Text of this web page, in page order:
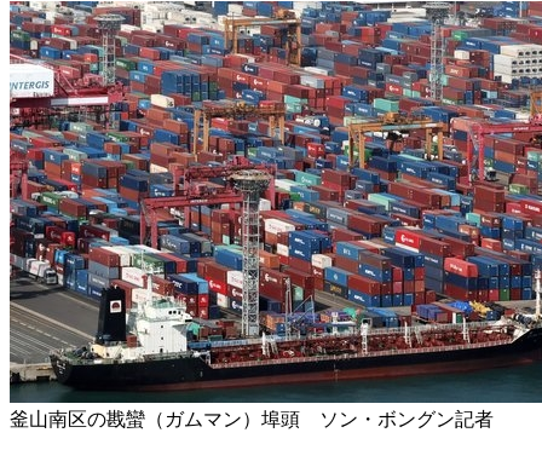
釜山南区の戡蠻（ガムマン）埠頭 ソン・ボングン記者